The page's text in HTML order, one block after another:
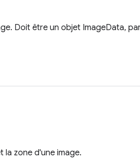
Doit être un objet ImageData,
la zone d'une image.